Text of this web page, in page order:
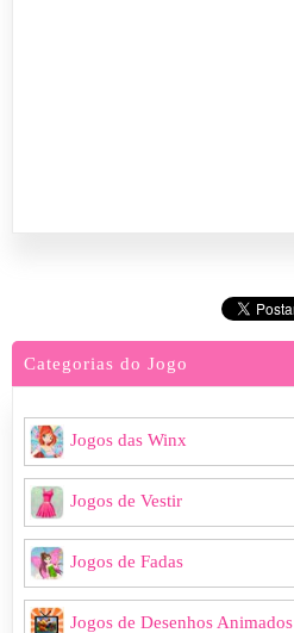
Categorias do Jogo
Jogos das Winx
Jogos de Vestir
Jogos de Fadas
Jogos de Desenhos Animados